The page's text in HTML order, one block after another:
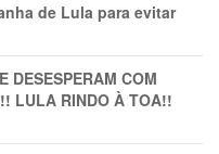
de Lula para evitar
DESESPERAM COM
LULA RINDO À TOA!!